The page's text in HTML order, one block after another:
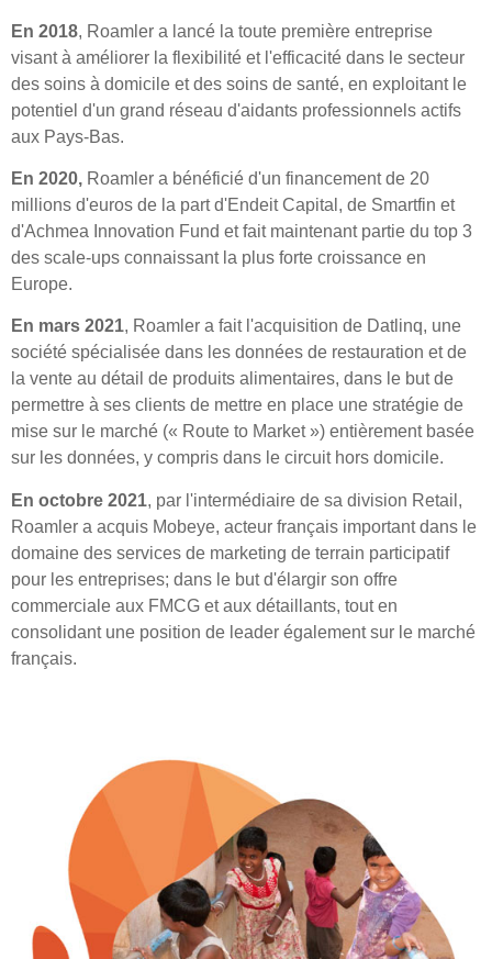
En 2018, Roamler a lancé la toute première entreprise
visant à améliorer la flexibilité et l'efficacité dans le secteur
des soins à domicile et des soins de santé, en exploitant le
potentiel d'un grand réseau d'aidants professionnels actifs
aux Pays-Bas.
En 2020, Roamler a bénéficié d'un financement de 20
millions d'euros de la part d'Endeit Capital, de Smartfin et
d'Achmea Innovation Fund et fait maintenant partie du top 3
des scale-ups connaissant la plus forte croissance en
Europe.
En mars 2021, Roamler a fait l'acquisition de Datlinq, une
société spécialisée dans les données de restauration et de
la vente au détail de produits alimentaires, dans le but de
permettre à ses clients de mettre en place une stratégie de
mise sur le marché (« Route to Market ») entièrement basée
sur les données, y compris dans le circuit hors domicile.
En octobre 2021, par l'intermédiaire de sa division Retail,
Roamler a acquis Mobeye, acteur français important dans le
domaine des services de marketing de terrain participatif
pour les entreprises; dans le but d'élargir son offre
commerciale aux FMCG et aux détaillants, tout en
consolidant une position de leader également sur le marché
français.